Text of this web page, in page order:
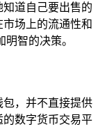
道自己要出售的
场上的流通性和
智的决策。
包，并不直接提供
数字货币交易平